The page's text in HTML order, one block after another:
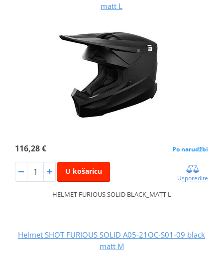
matt L
116,28 € Po narudžbi
U košaricu
Usporedite
HELMET FURIOUS SOLID BLACK_MATT L
Helmet SHOT FURIOUS SOLID A05-21OC-S01-09 black
matt M